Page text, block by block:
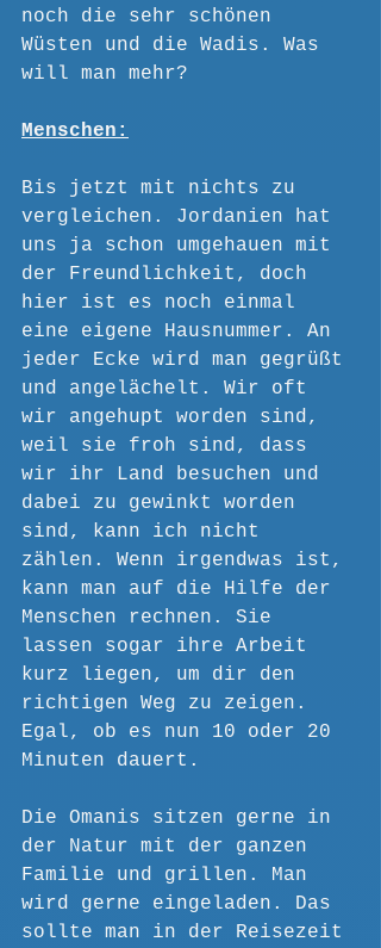
noch die sehr schönen
Wüsten und die Wadis. Was
will man mehr?
Menschen:
Bis jetzt mit nichts zu
vergleichen. Jordanien hat
uns ja schon umgehauen mit
der Freundlichkeit, doch
hier ist es noch einmal
eine eigene Hausnummer. An
jeder Ecke wird man gegrüßt
und angelächelt. Wir oft
wir angehupt worden sind,
weil sie froh sind, dass
wir ihr Land besuchen und
dabei zu gewinkt worden
sind, kann ich nicht
zählen. Wenn irgendwas ist,
kann man auf die Hilfe der
Menschen rechnen. Sie
lassen sogar ihre Arbeit
kurz liegen, um dir den
richtigen Weg zu zeigen.
Egal, ob es nun 10 oder 20
Minuten dauert.
Die Omanis sitzen gerne in
der Natur mit der ganzen
Familie und grillen. Man
wird gerne eingeladen. Das
sollte man in der Reisezeit